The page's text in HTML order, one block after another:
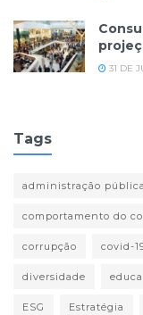
31 DE
Tags
administração pública
comportamento do
corrupção covid-
diversidade
ESG Estratégia